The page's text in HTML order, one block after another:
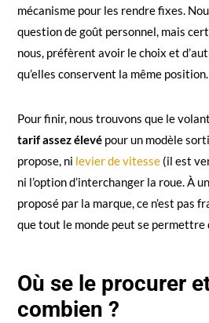
mécanisme pour les rendre fixes.
question de goût personnel, mais
nous, préfèrent avoir le choix et
qu’elles conservent la même position.
Pour finir, nous trouvons que le
tarif assez élevépour un modèle
propose, ni levier de vitesse(il est
ni l’option d’interchanger la roue. À
proposé par la marque, ce n’est pas
que tout le monde peut se permettre
Où se le procurer
combien ?